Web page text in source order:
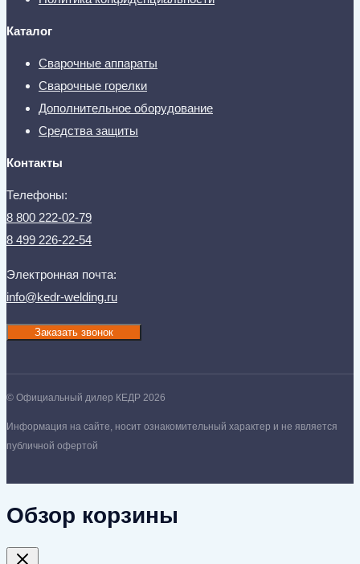
Каталог
Сварочные аппараты
Сварочные горелки
Дополнительное оборудование
Средства защиты
Контакты
Телефоны:
8 800 222-02-79
8 499 226-22-54
Электронная почта:
info@kedr-welding.ru
Заказать звонок
© Официальный дилер КЕДР 2026
Информация на сайте, носит ознакомительный характер и не является
публичной офертой
Обзор корзины